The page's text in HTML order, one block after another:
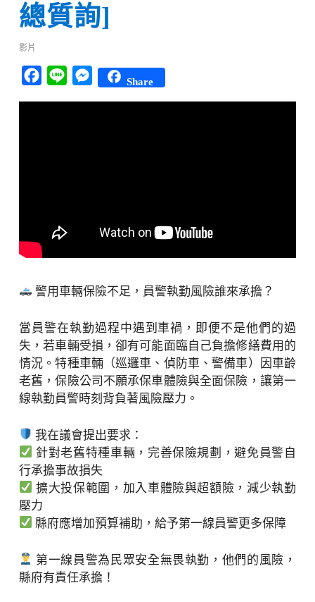
總質詢]
影片
Facebook
Line Messenger
Share
警用車輛保險不足，員警執勤風險誰來承擔？
當員警在執勤過程中遇到車禍，即便不是他們的過
失，若車輛受損，卻有可能面臨自己負擔修繕費用的
情況。特種車輛（巡邏車、偵防車、警備車）因車齡
老舊，保險公司不願承保車體險與全面保險，讓第一
線執勤員警時刻背負著風險壓力。
我在議會提出要求：
針對老舊特種車輛，完善保險規劃，避免員警自
行承擔事故損失
擴大投保範圍，加入車體險與超額險，減少執勤
壓力
縣府應增加預算補助，給予第一線員警更多保障
第一線員警為民眾安全無畏執勤，他們的風險，
縣府有責任承擔！